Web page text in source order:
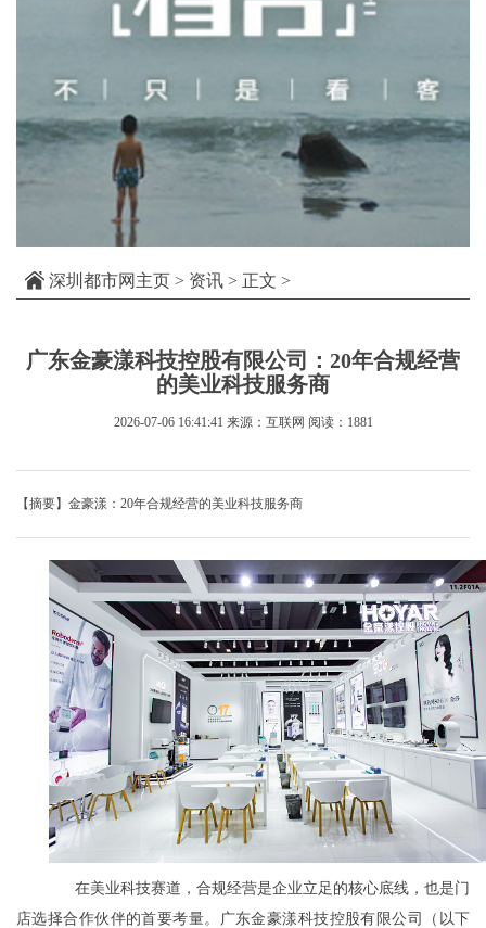
深圳都市网主页 > 资讯 > 正文 >
广东金豪漾科技控股有限公司：20年合规经营
的美业科技服务商
2026-07-06 16:41:41 来源：互联网 阅读：1881
【摘要】金豪漾：20年合规经营的美业科技服务商
在美业科技赛道，合规经营是企业立足的核心底线，也是门
店选择合作伙伴的首要考量。广东金豪漾科技控股有限公司（以下